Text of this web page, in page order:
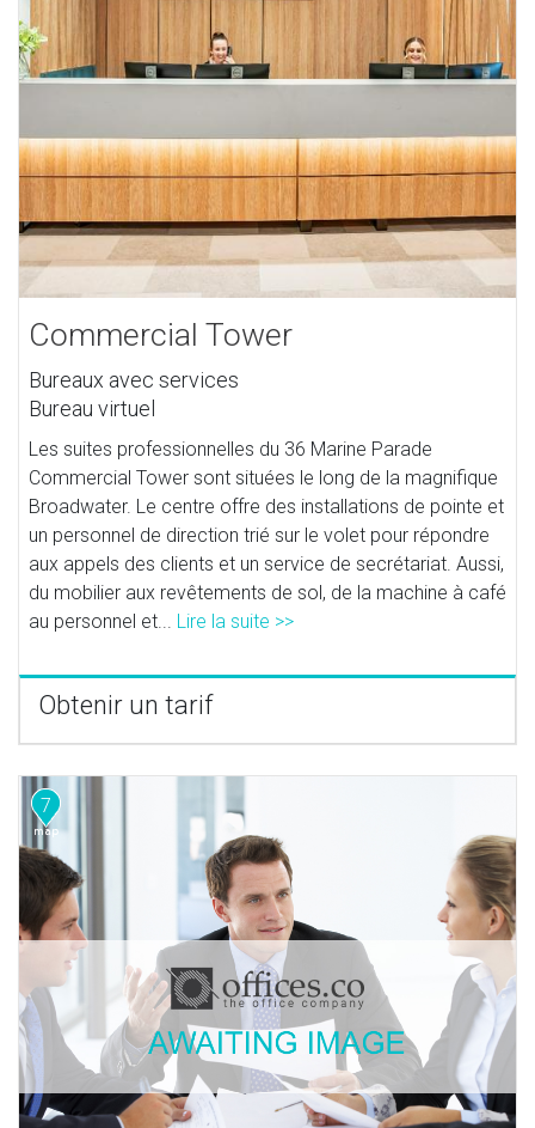
Commercial Tower
Bureaux avec services
Bureau virtuel
Les suites professionnelles du 36 Marine Parade
Commercial Tower sont situées le long de la magnifique
Broadwater. Le centre offre des installations de pointe et
un personnel de direction trié sur le volet pour répondre
aux appels des clients et un service de secrétariat. Aussi,
du mobilier aux revêtements de sol, de la machine à café
au personnel et... Lire la suite >>
Obtenir un tarif
7